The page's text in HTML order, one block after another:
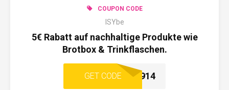
COUPON CODE
ISYbe
5€ Rabatt auf nachhaltige Produkte wie
Brotbox & Trinkflaschen.
GET CODE
GESUND3914